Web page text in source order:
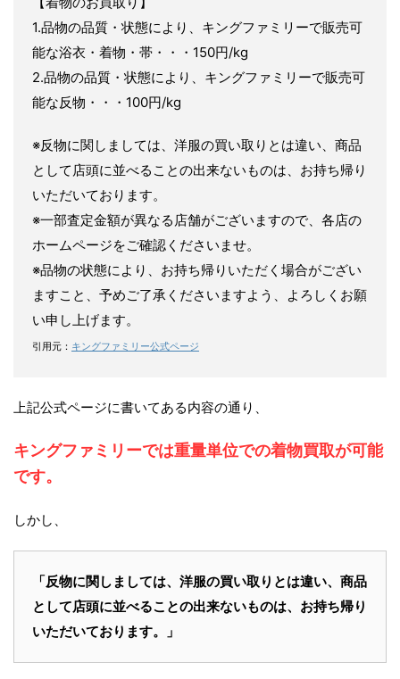
1.品物の品質・状態により、キングファミリーで販売可
能な浴衣・着物・帯・・・150円/kg
2.品物の品質・状態により、キングファミリーで販売可
能な反物・・・100円/kg
※反物に関しましては、洋服の買い取りとは違い、商品
として店頭に並べることの出来ないものは、お持ち帰り
いただいております。
※一部査定金額が異なる店舗がございますので、各店の
ホームページをご確認くださいませ。
※品物の状態により、お持ち帰りいただく場合がござい
ますこと、予めご了承くださいますよう、よろしくお願
い申し上げます。
引用元： キングファミリー公式ページ
上記公式ページに書いてある内容の通り、
キングファミリーでは重量単位での着物買取が可能
です。
しかし、
「反物に関しましては、洋服の買い取りとは違い、商品
として店頭に並べることの出来ないものは、お持ち帰り
いただいております。」